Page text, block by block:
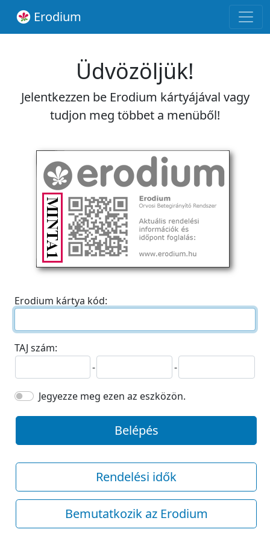
Erodium
Üdvözöljük!
Jelentkezzen be Erodium kártyájával vagy
tudjon meg többet a menüből!
Erodium kártya kód:
TAJ szám:
-
-
Jegyezze meg ezen az eszközön.
Belépés
Rendelési idők
Bemutatkozik az Erodium